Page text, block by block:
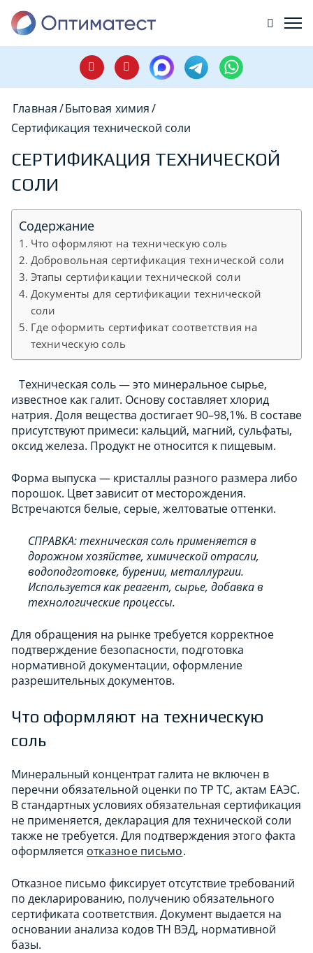
Главная/Бытовая химия/
Сертификация технической соли
СЕРТИФИКАЦИЯ ТЕХНИЧЕСКОЙ
СОЛИ
Содержание
Что оформляют на техническую соль
Добровольная сертификация технической соли
Этапы сертификации технической соли
Документы для сертификации технической
соли
Где оформить сертификат соответствия на
техническую соль
Техническая соль — это минеральное сырье,
известное как галит. Основу составляет хлорид
натрия. Доля вещества достигает 90–98,1%. В составе
присутствуют примеси: кальций, магний, сульфаты,
оксид железа. Продукт не относится к пищевым.
Форма выпуска — кристаллы разного размера либо
порошок. Цвет зависит от месторождения.
Встречаются белые, серые, желтоватые оттенки.
СПРАВКА: техническая соль применяется в
дорожном хозяйстве, химической отрасли,
водоподготовке, бурении, металлургии.
Используется как реагент, сырье, добавка в
технологические процессы.
Для обращения на рынке требуется корректное
подтверждение безопасности, подготовка
нормативной документации, оформление
разрешительных документов.
Что оформляют на техническую
соль
Минеральный концентрат галита не включен в
перечни обязательной оценки по ТР ТС, актам ЕАЭС.
В стандартных условиях обязательная сертификация
не применяется, декларация для технической соли
также не требуется. Для подтверждения этого факта
оформляется отказное письмо.
Отказное письмо фиксирует отсутствие требований
по декларированию, получению обязательного
сертификата соответствия. Документ выдается на
основании анализа кодов ТН ВЭД, нормативной
базы.